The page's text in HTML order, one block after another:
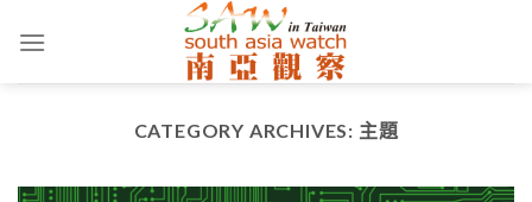
CATEGORY ARCHIVES: 主題